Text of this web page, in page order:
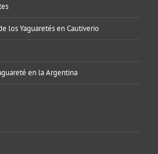
los Yaguaretés en Cautiverio
en la Argentina